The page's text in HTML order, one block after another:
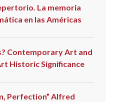
La memoria
en las Américas
Contemporary Art and
Historic Significance
Perfection” Alfred